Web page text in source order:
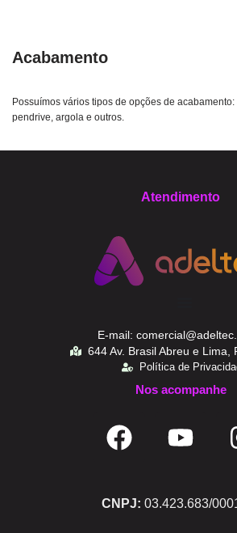
Acabamento
Possuímos vários tipos de opções de
pendrive, argola e outros.
Atendimento
E-mail:
644 Av. Brasil Abreu e Lima,
Política de
Nos acompanhe
CNPJ: 03.423.683/